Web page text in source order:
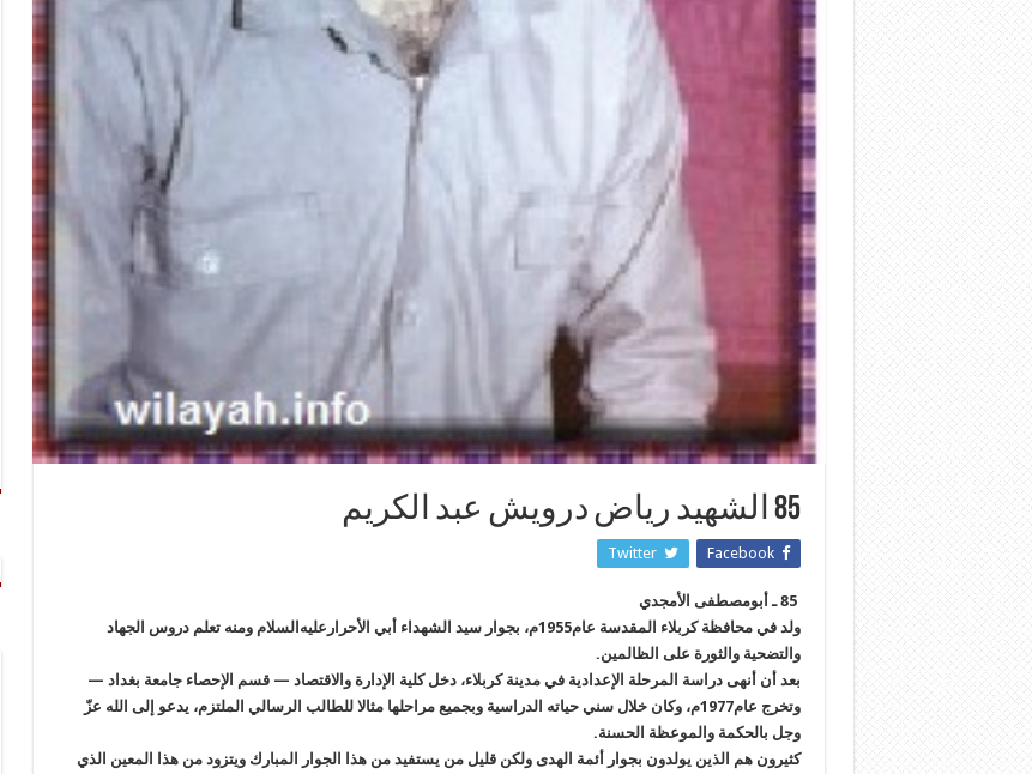
85 الشهيد رياض درويش عبد الكريم
Facebook
Twitter
85 ـ أبومصطفى الأمجدي
ولد في محافظة كربلاء المقدسة عام1955م، بجوار سيد الشهداء أبي الأحرار‌عليه‌السلام ومنه تعلم دروس الجهاد
والتضحية والثورة على الظالمين.
بعد أن أنهى دراسة المرحلة الإعدادية في مدينة كربلاء، دخل كلية الإدارة والاقتصاد — قسم الإحصاء جامعة بغداد —
وتخرج عام1977م، وكان خلال سني حياته الدراسية وبجميع مراحلها مثالا للطالب الرسالي الملتزم، يدعو إلى الله عزّ
وجل بالحكمة والموعظة الحسنة.
كثيرون هم الذين يولدون بجوار أئمة الهدى ولكن قليل من يستفيد من هذا الجوار المبارك ويتزود من هذا المعين الذي